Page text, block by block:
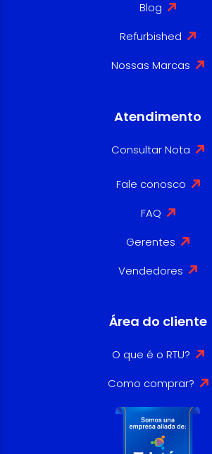
Blog
Refurbished
Nossas Marcas
Atendimento
Consultar Nota
Fale conosco
FAQ
Gerentes
Vendedores
Área do cliente
O que é o RTU?
Como comprar?